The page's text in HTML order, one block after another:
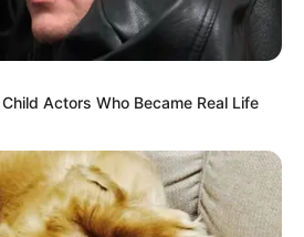
Actors Who Became Real Life